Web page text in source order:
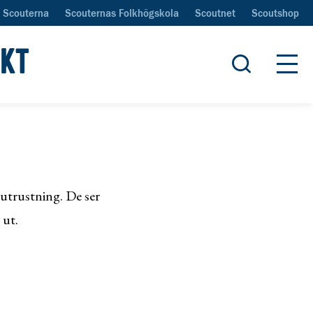
Scouterna Scouternas Folkhögskola Scoutnet Scoutshop
Öppna
De ser
ut.